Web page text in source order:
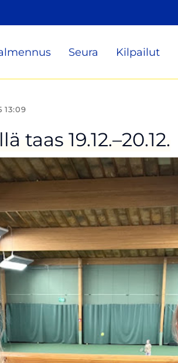
Seura Kilpailut
13:09
taas 19.12.–20.12.